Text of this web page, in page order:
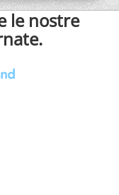
le nostre